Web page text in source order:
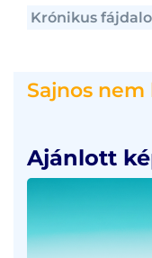
Krónikus
Sajnos
Ajánlott